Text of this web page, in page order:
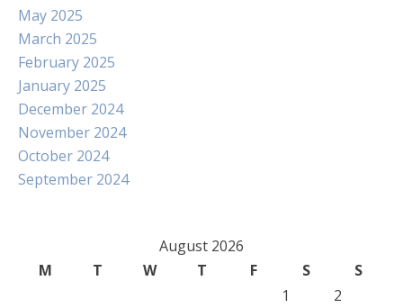
May 2025
March 2025
February 2025
January 2025
December 2024
November 2024
October 2024
September 2024
August 2026
M
T W T F S
S
1
2